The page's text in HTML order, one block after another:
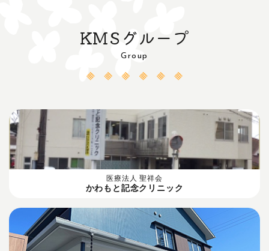
KMSグループ
Group
医療法人 聖祥会
かわもと記念クリニック